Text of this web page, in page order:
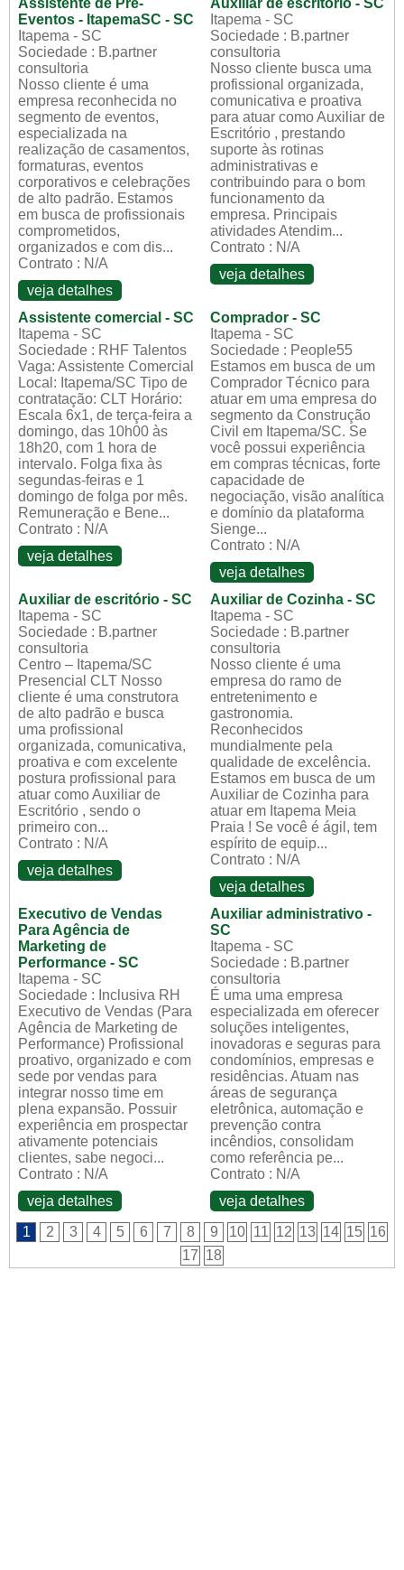
Eventos - ItapemaSC - SC
Itapema - SC
Sociedade : B.partner
consultoria
Nosso cliente é uma
empresa reconhecida no
segmento de eventos,
especializada na
realização de casamentos,
formaturas, eventos
corporativos e celebrações
de alto padrão. Estamos
em busca de profissionais
comprometidos,
organizados e com dis...
Contrato : N/A
veja detalhes
Itapema - SC
Sociedade : B.partner
consultoria
Nosso cliente busca uma
profissional organizada,
comunicativa e proativa
para atuar como Auxiliar de
Escritório , prestando
suporte às rotinas
administrativas e
contribuindo para o bom
funcionamento da
empresa. Principais
atividades Atendim...
Contrato : N/A
veja detalhes
Assistente comercial - SC
Itapema - SC
Sociedade : RHF Talentos
Vaga: Assistente Comercial
Local: Itapema/SC Tipo de
contratação: CLT Horário:
Escala 6x1, de terça-feira a
domingo, das 10h00 às
18h20, com 1 hora de
intervalo. Folga fixa às
segundas-feiras e 1
domingo de folga por mês.
Remuneração e Bene...
Contrato : N/A
veja detalhes
Comprador - SC
Itapema - SC
Sociedade : People55
Estamos em busca de um
Comprador Técnico para
atuar em uma empresa do
segmento da Construção
Civil em Itapema/SC. Se
você possui experiência
em compras técnicas, forte
capacidade de
negociação, visão analítica
e domínio da plataforma
Sienge...
Contrato : N/A
veja detalhes
Auxiliar de escritório - SC
Itapema - SC
Sociedade : B.partner
consultoria
Centro – Itapema/SC
Presencial CLT Nosso
cliente é uma construtora
de alto padrão e busca
uma profissional
organizada, comunicativa,
proativa e com excelente
postura profissional para
atuar como Auxiliar de
Escritório , sendo o
primeiro con...
Contrato : N/A
veja detalhes
Auxiliar de Cozinha - SC
Itapema - SC
Sociedade : B.partner
consultoria
Nosso cliente é uma
empresa do ramo de
entretenimento e
gastronomia.
Reconhecidos
mundialmente pela
qualidade de excelência.
Estamos em busca de um
Auxiliar de Cozinha para
atuar em Itapema Meia
Praia ! Se você é ágil, tem
espírito de equip...
Contrato : N/A
veja detalhes
Executivo de Vendas
Para Agência de
Marketing de
Performance - SC
Itapema - SC
Sociedade : Inclusiva RH
Executivo de Vendas (Para
Agência de Marketing de
Performance) Profissional
proativo, organizado e com
sede por vendas para
integrar nosso time em
plena expansão. Possuir
experiência em prospectar
ativamente potenciais
clientes, sabe negoci...
Contrato : N/A
veja detalhes
Auxiliar administrativo -
SC
Itapema - SC
Sociedade : B.partner
consultoria
É uma uma empresa
especializada em oferecer
soluções inteligentes,
inovadoras e seguras para
condomínios, empresas e
residências. Atuam nas
áreas de segurança
eletrônica, automação e
prevenção contra
incêndios, consolidam
como referência pe...
Contrato : N/A
veja detalhes
1
2 3 4 5 6 7 8 9 10 11 12 13 14 15 16
17 18